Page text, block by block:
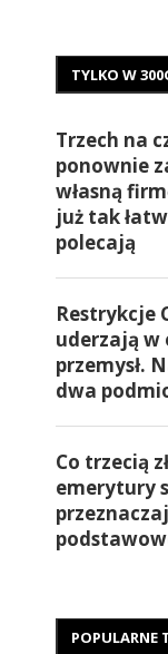
TYLKO W
Trzech na
ponownie
własną
już tak
polecają
Restrykcje
uderzają w
przemysł.
dwa
Co trzecią
emerytury
POPULARNE